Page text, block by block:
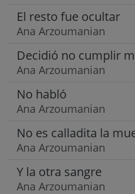
El resto fue ocultar
Ana Arzoumanian
Decidió no cumplir
Ana Arzoumanian
No habló
Ana Arzoumanian
No es calladita la
Ana Arzoumanian
Y la otra sangre
Ana Arzoumanian